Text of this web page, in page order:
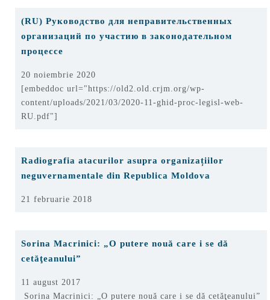
(RU) Руководство для неправительственных
организаций по участию в законодательном
процессе
20 noiembrie 2020
[embeddoc url="https://old2.old.crjm.org/wp-
content/uploads/2021/03/2020-11-ghid-proc-legisl-web-
RU.pdf"]
Radiografia atacurilor asupra organizațiilor
neguvernamentale din Republica Moldova
21 februarie 2018
Sorina Macrinici: „O putere nouă care i se dă
cetăţeanului”
11 august 2017
Sorina Macrinici: „O putere nouă care i se dă cetăţeanului”